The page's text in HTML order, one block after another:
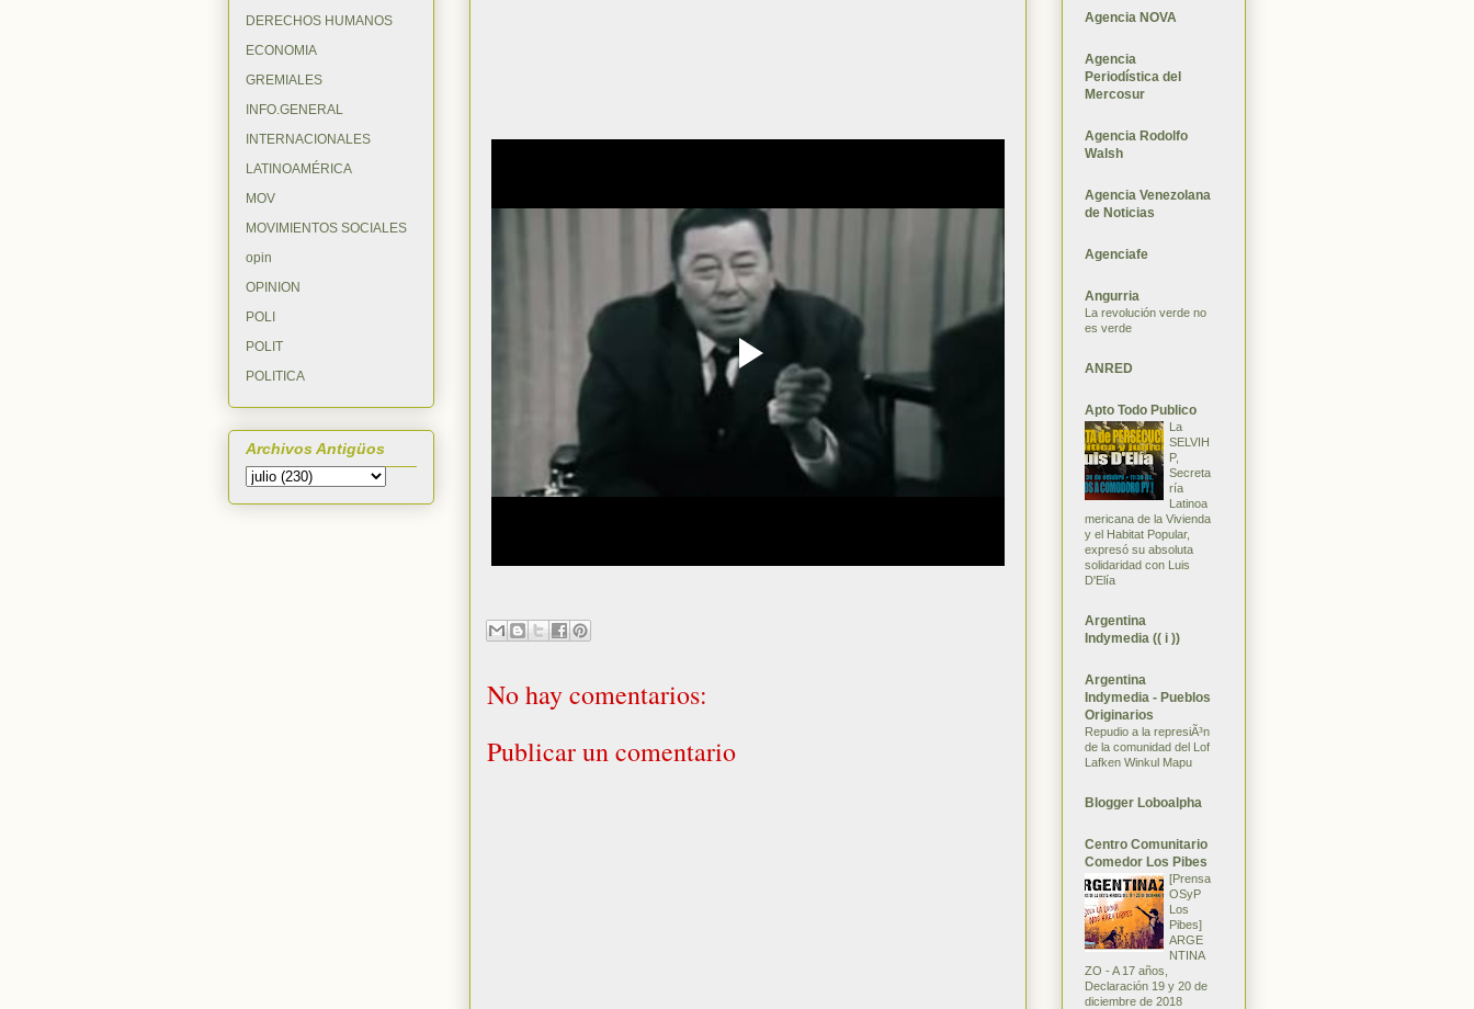
No hay comentarios:
Publicar un comentario
DERECHOS HUMANOS
ECONOMIA
GREMIALES
INFO.GENERAL
INTERNACIONALES
LATINOAMÉRICA
MOV
MOVIMIENTOS SOCIALES
opin
OPINION
POLI
POLIT
POLITICA
Archivos Antigüos
Agencia NOVA
Agencia
Periodística del
Mercosur
Agencia Rodolfo
Walsh
Agencia Venezolana
de Noticias
Agenciafe
Angurria
La revolución verde no
es verde
ANRED
Apto Todo Publico
La
SELVIH
P,
Secreta
ría
Latinoa
mericana de la Vivienda
y el Habitat Popular,
expresó su absoluta
solidaridad con Luis
D'Elía
Argentina
Indymedia (( i ))
Argentina
Indymedia - Pueblos
Originarios
Repudio a la represiÃ³n
de la comunidad del Lof
Lafken Winkul Mapu
Blogger Loboalpha
Centro Comunitario
Comedor Los Pibes
[Prensa
OSyP
Los
Pibes]
ARGE
NTINA
ZO - A 17 años,
Declaración 19 y 20 de
diciembre de 2018